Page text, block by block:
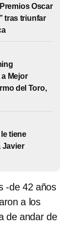
Oscar
tras triunfar
Mejor
del Toro,
tiene
Javier
-de 42 años
a los
de andar de